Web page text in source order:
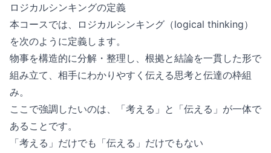
ロジカルシンキングの定義
本コースでは、ロジカルシンキング（logical thinking）
を次のように定義します。
物事を構造的に分解・整理し、根拠と結論を一貫した形で
組み立て、相手にわかりやすく伝える思考と伝達の枠組
み。
ここで強調したいのは、「考える」と「伝える」が一体で
あることです。
「考える」だけでも「伝える」だけでもない